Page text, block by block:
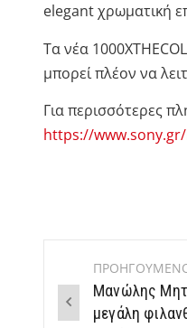
elegant χρωματική
Τα νέα
μπορεί πλέον να
Για περισσότερες
https://
Post
navigation
Μανώλης
μεγάλη